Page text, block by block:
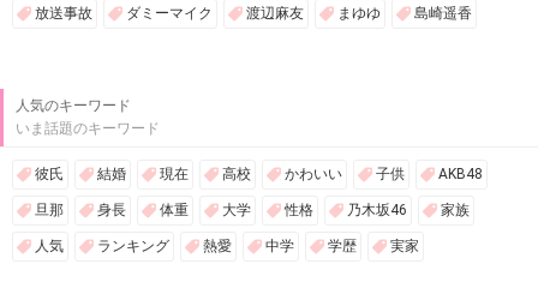
放送事故 ダミーマイク 渡辺麻友 まゆゆ 島崎遥香
人気のキーワード
いま話題のキーワード
彼氏 結婚 現在 高校 かわいい 子供 AKB48
旦那 身長 体重 大学 性格 乃木坂46 家族
人気 ランキング 熱愛 中学 学歴 実家